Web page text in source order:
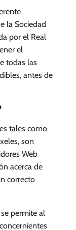
la Sociedad
por el Real
el
todas las
antes de
tales como
son
Web
acerca de
correcto
permite al